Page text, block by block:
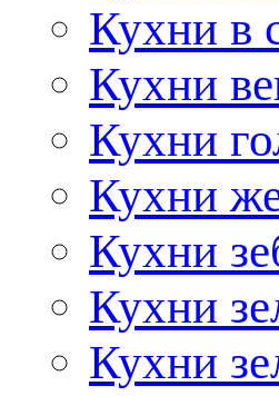
Кухни в
Кухни
Кухни
Кухни
Кухни
Кухни
Кухни